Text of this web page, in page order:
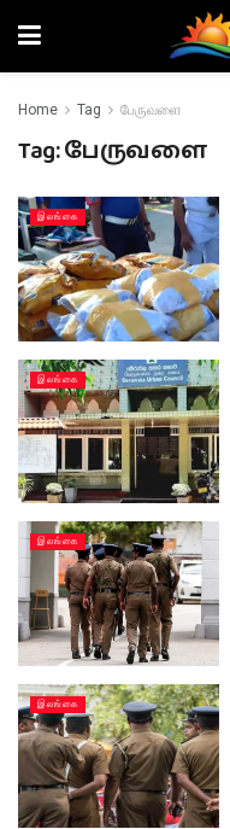
Home Tag பேருவளை
Tag:பேருவளை
இலங்கை
இலங்கை
இலங்கை
இலங்கை